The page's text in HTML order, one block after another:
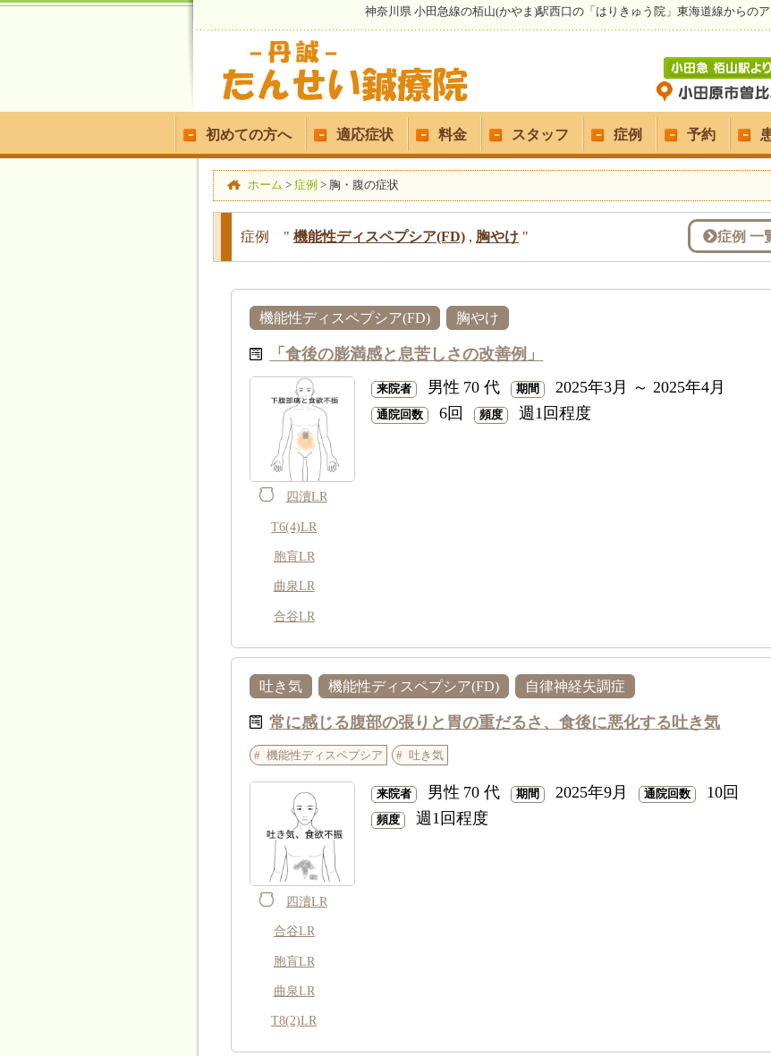
神奈川県 小田急線の栢山(かやま)駅西口の「はりきゅう院」東海道線からの
初めての方へ 適応症状 料金 スタッフ 症例 予約
ホーム > 症例 > 胸・腹の症状
症例 " 機能性ディスペプシア(FD) , 胸やけ " 症例 一
機能性ディスペプシア(FD) 胸やけ
「食後の膨満感と息苦しさの改善例」
四瀆LR
T6(4)LR
胞肓LR
曲泉LR
合谷LR
来院者 男性 70 代 期間 2025年3月 ～ 2025年4月
通院回数 6回 頻度 週1回程度
吐き気 機能性ディスペプシア(FD) 自律神経失調症
常に感じる腹部の張りと胃の重だるさ、食後に悪化する吐き気
機能性ディスペプシア 吐き気
四瀆LR
合谷LR
胞肓LR
曲泉LR
T8(2)LR
来院者 男性 70 代 期間 2025年9月 通院回数 10回
頻度 週1回程度